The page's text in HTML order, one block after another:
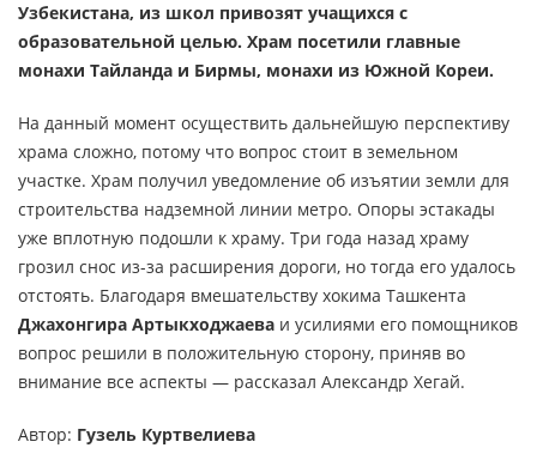
Узбекистана, из школ привозят учащихся с
образовательной целью. Храм посетили главные
монахи Тайланда и Бирмы, монахи из Южной Кореи.
На данный момент осуществить дальнейшую перспективу
храма сложно, потому что вопрос стоит в земельном
участке. Храм получил уведомление об изъятии земли для
строительства надземной линии метро. Опоры эстакады
уже вплотную подошли к храму. Три года назад храму
грозил снос из-за расширения дороги, но тогда его удалось
отстоять. Благодаря вмешательству хокима Ташкента
Джахонгира Артыкходжаева и усилиями его помощников
вопрос решили в положительную сторону, приняв во
внимание все аспекты — рассказал Александр Хегай.
Автор: Гузель Куртвелиева